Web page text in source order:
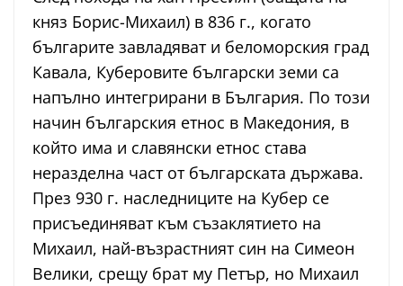
княз Борис-Михаил) в 836 г., когато
българите завладяват и беломорския град
Кавала, Куберовите български земи са
напълно интегрирани в България. По този
начин българския етнос в Македония, в
който има и славянски етнос става
неразделна част от българската държава.
През 930 г. наследниците на Кубер се
присъединяват към съзаклятието на
Михаил, най-възрастният син на Симеон
Велики, срещу брат му Петър, но Михаил